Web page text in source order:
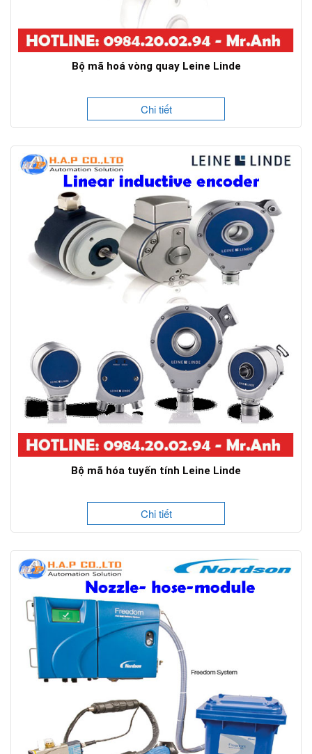
Bộ mã hoá vòng quay Leine Linde
Chi tiết
Bộ mã hóa tuyến tính Leine Linde
Chi tiết